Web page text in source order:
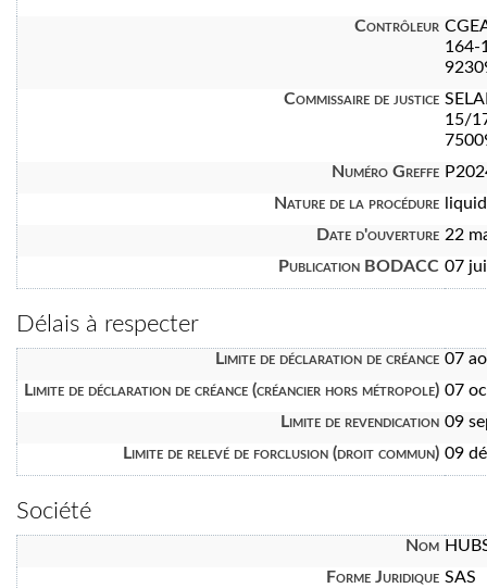
Contrôleur
164-
Commissaire de justice
15/
Numéro Greffe
Nature de la procédure
Date d'ouverture 22
Publication BODACC 07
Délais à respecter
Limite de déclaration de créance 07
Limite de déclaration de créance (créancier hors métropole) 07
Limite de revendication 09
Limite de relevé de forclusion (droit commun) 09
Société
Nom
Forme Juridique SAS